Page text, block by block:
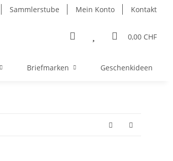
Sammlerstube Mein Konto Kontakt
0,00 CHF
Briefmarken Geschenkideen